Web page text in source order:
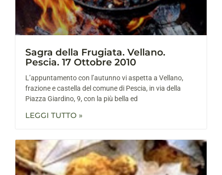
Sagra della Frugiata. Vellano.
Pescia. 17 Ottobre 2010
L’appuntamento con l’autunno vi aspetta a Vellano,
frazione e castella del comune di Pescia, in via della
Piazza Giardino, 9, con la più bella ed
LEGGI TUTTO »